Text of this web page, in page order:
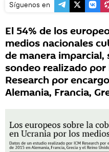
Síguenos en
El 54% de los
medios nacionales
de manera imparcial,
sondeo realizado
Research por
Alemania, Francia,